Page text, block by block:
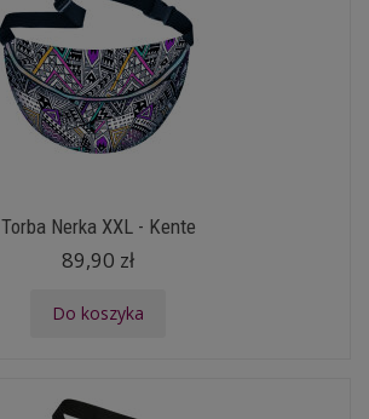
Torba Nerka XXL - Kente
89,90 zł
Do koszyka